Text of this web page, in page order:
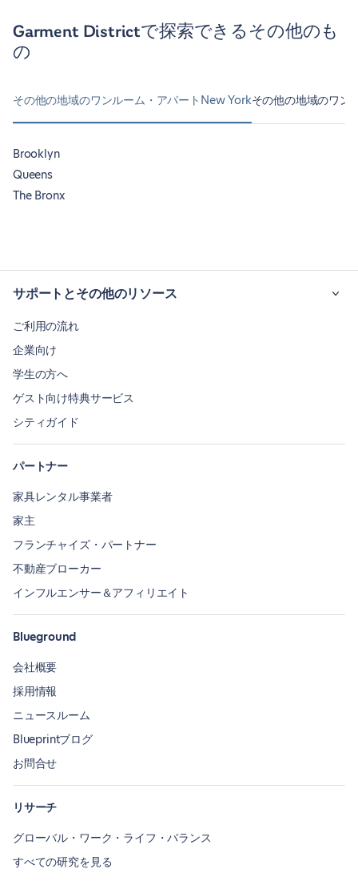
Garment Districtで探索できるその他のも
の
その他の地域のワンルーム・アパートNew Yorkその他の地域のワ
Brooklyn
Queens
The Bronx
サポートとその他のリソース
ご利用の流れ
企業向け
学生の方へ
ゲスト向け特典サービス
シティガイド
パートナー
家具レンタル事業者
家主
フランチャイズ・パートナー
不動産ブローカー
インフルエンサー＆アフィリエイト
Blueground
会社概要
採用情報
ニュースルーム
Blueprintブログ
お問合せ
リサーチ
グローバル・ワーク・ライフ・バランス
すべての研究を見る